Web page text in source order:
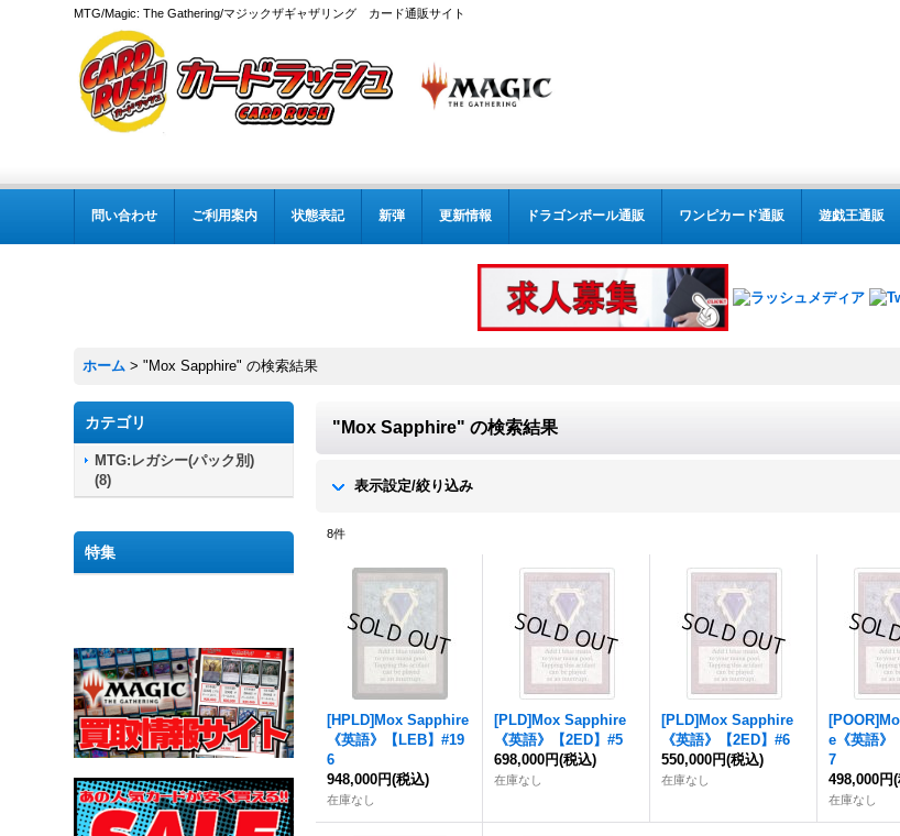
MTG/Magic: The Gathering/マジックザギャザリング カード通販サイト
問い合わせ ご利用案内 状態表記 新弾 更新情報 ドラゴンボール通販 ワンピカード通販 遊戯王通販
ホーム > "Mox Sapphire" の検索結果
カテゴリ
MTG:レガシー(パック別)
(8)
特集
"Mox Sapphire" の検索結果
表示設定/絞り込み
8件
[HPLD] Mox Sapphire
《英語》【LEB】#19
6
948,000円(税込)
在庫なし
[PLD] Mox Sapphire
《英語》【2ED】#5
698,000円(税込)
在庫なし
[PLD] Mox Sapphire
《英語》【2ED】#6
550,000円(税込)
在庫なし
[POOR]
e 《英語
7
498,000円
在庫なし